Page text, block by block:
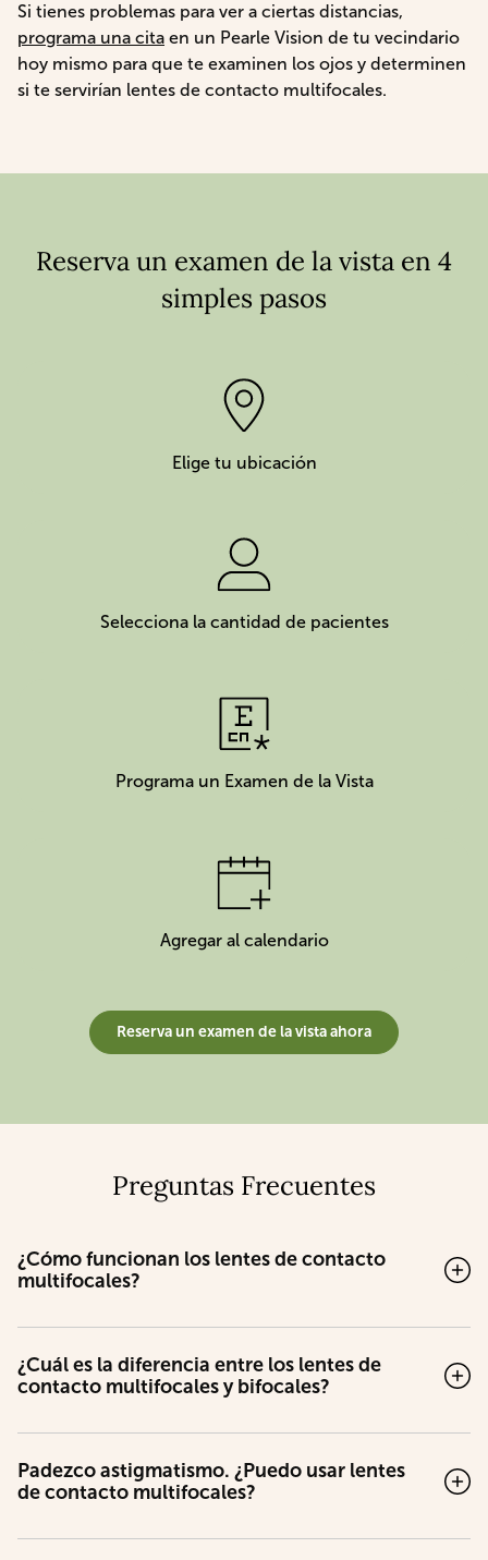
Si tienes problemas para ver a ciertas distancias,
programa una cita en un Pearle Vision de tu vecindario
hoy mismo para que te examinen los ojos y determinen
si te servirían lentes de contacto multifocales.
Reserva un examen de la vista en 4
simples pasos
Elige tu ubicación
Selecciona la cantidad de pacientes
Programa un Examen de la Vista
Agregar al calendario
Reserva un examen de la vista ahora
Preguntas Frecuentes
¿Cómo funcionan los lentes de contacto
multifocales?
¿Cuál es la diferencia entre los lentes de
contacto multifocales y bifocales?
Padezco astigmatismo. ¿Puedo usar lentes
de contacto multifocales?